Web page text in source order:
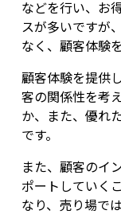
などを行い、お
スが多いですが
なく、顧客体験
顧客体験を提供
客の関係性を考
か、また、優れ
です。
また、顧客のイ
ポートしていく
なり、売り場で